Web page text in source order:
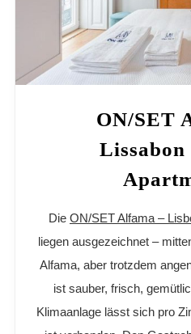
ON/SET
Lissabon
Die ON/SET Alfama –
liegen ausgezeichnet –
Alfama, aber trotzdem
ist sauber, frisch,
Klimaanlage lässt sich pro